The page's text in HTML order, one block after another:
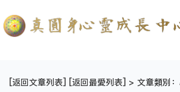
[返回文章列表] [返回最愛列表] > 文章類別